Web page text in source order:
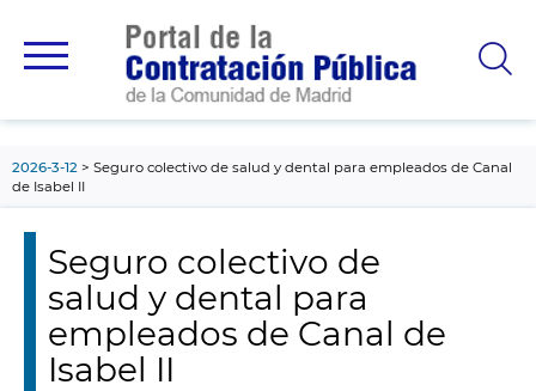
principal
2026-3-12
Seguro colectivo de salud y dental para empleados de Canal
de Isabel II
Seguro colectivo de
salud y dental para
empleados de Canal de
Isabel II